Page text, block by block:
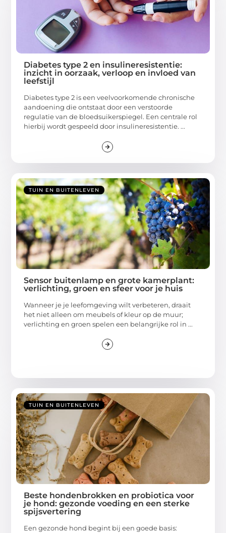
Diabetes type 2 en insulineresistentie:
inzicht in oorzaak, verloop en invloed van
leefstijl
Diabetes type 2 is een veelvoorkomende chronische
aandoening die ontstaat door een verstoorde
regulatie van de bloedsuikerspiegel. Een centrale rol
hierbij wordt gespeeld door insulineresistentie. ...
TUIN EN BUITENLEVEN
Sensor buitenlamp en grote kamerplant:
verlichting, groen en sfeer voor je huis
Wanneer je je leefomgeving wilt verbeteren, draait
het niet alleen om meubels of kleur op de muur;
verlichting en groen spelen een belangrijke rol in ...
TUIN EN BUITENLEVEN
Beste hondenbrokken en probiotica voor
je hond: gezonde voeding en een sterke
spijsvertering
Een gezonde hond begint bij een goede basis: